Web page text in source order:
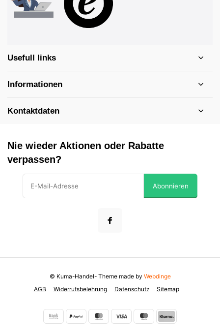
Usefull links
Informationen
Kontaktdaten
Nie wieder Aktionen oder Rabatte
verpassen?
Abonnieren
AGB Widerrufsbelehrung Datenschutz Sitemap
© Kuma-Handel- Theme made by Webdinge